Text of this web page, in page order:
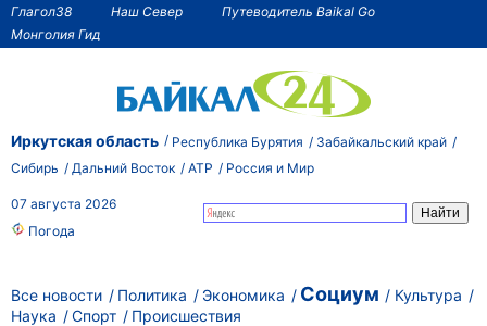
Глагол38 Наш Север
Путеводитель Baikal Go
Монголия Гид
Иркутская область Республика Бурятия
Забайкальский край
Сибирь
Дальний Восток АТР Россия и Мир
07 августа 2026
Погода
Все новости Политика Экономика Социум
Культура
Наука
Спорт Происшествия